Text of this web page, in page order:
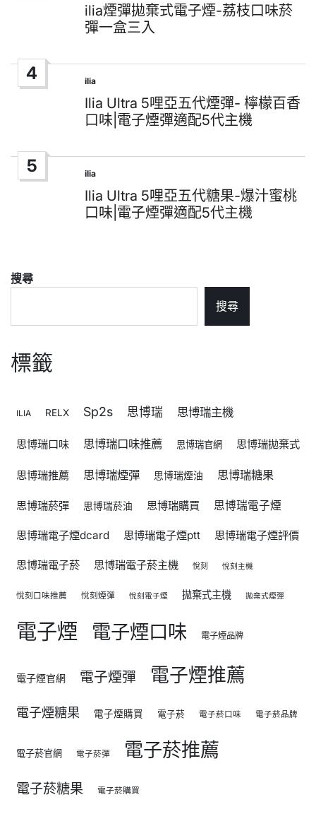
in
ilia煙彈拋棄式電子煙-荔枝口味菸
彈一盒三入
4
Posted
in
ilia
Ilia Ultra 5哩亞五代煙彈- 檸檬百香
口味|電子煙彈適配5代主機
5
Posted
in
ilia
Ilia Ultra 5哩亞五代糖果-爆汁蜜桃
口味|電子煙彈適配5代主機
搜尋
搜尋
標籤
ILIA RELX Sp2s 思博瑞 思博瑞主機
思博瑞口味 思博瑞口味推薦 思博瑞官網 思博瑞拋棄式
思博瑞推薦 思博瑞煙彈 思博瑞煙油 思博瑞糖果
思博瑞菸彈 思博瑞菸油 思博瑞購買 思博瑞電子煙
思博瑞電子煙dcard 思博瑞電子煙ptt 思博瑞電子煙評價
思博瑞電子菸 思博瑞電子菸主機 悅刻 悅刻主機
悅刻口味推薦 悅刻煙彈 悅刻電子煙 拋棄式主機 拋棄式煙彈
電子煙 電子煙口味 電子煙品牌
電子煙官網 電子煙彈 電子煙推薦
電子煙糖果 電子煙購買 電子菸 電子菸口味 電子菸品牌
電子菸官網 電子菸彈 電子菸推薦
電子菸糖果 電子菸購買